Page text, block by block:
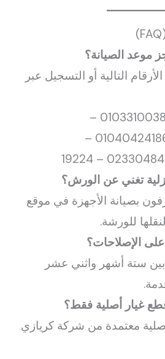
الصيانة؟
التالية أو التسجيل عبر
01033100236 – 01033100381 –
01040424185 – 01040424186 –
تغني عن الورش؟
بصيانة الأجهزة في موقع
للورشة.
الإصلاحات؟
ستة أشهر واثني عشر
غيار أصلية فقط؟
معتمدة من شركة كريازي